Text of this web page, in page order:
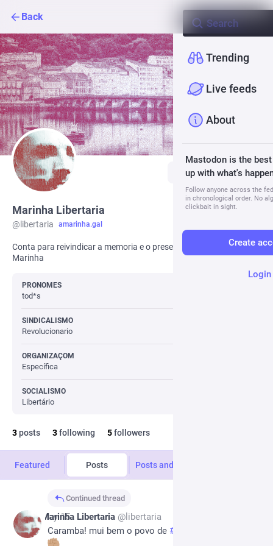
Back
Follow
Marinha Libertaria
@ libertaria amarinha.gal
Conta para reivindicar a memoria e o presente libertário na
Marinha
PRONOMES
tod*s
SINDICALISMO
Revolucionario
ORGANIZAÇOM
Específica
SOCIALISMO
Libertário
3posts 3following 5followers
Featured Posts Posts and replies
Continued thread
May 15
* Marinha Libertaria @ libertaria
Caramba! mui bem o povo de #
Trending
Live feeds
About
Mastodon is the
up with what's
Follow anyone across the
in chronological order. No
clickbait in sight.
Create
Login